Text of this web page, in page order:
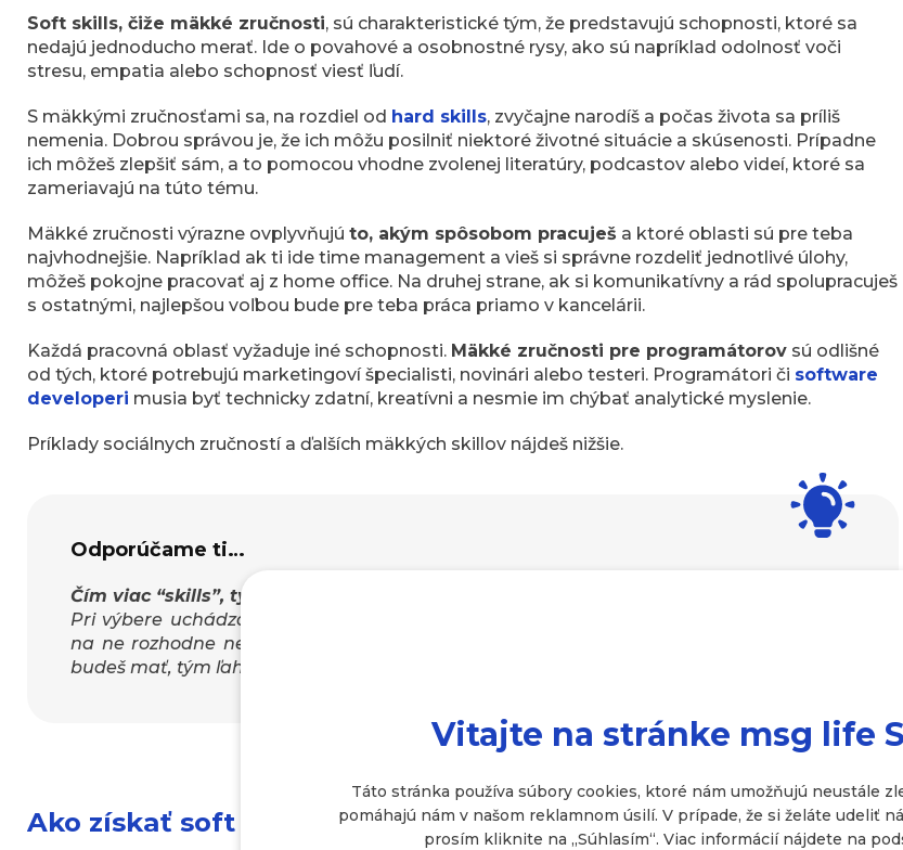
Soft skills, čiže mäkké zručnosti, sú charakteristické tým, že predstavujú schopnosti, ktoré sa
nedajú jednoducho merať. Ide o povahové a osobnostné rysy, ako sú napríklad odolnosť voči
stresu, empatia alebo schopnosť viesť ľudí.
S mäkkými zručnosťami sa, na rozdiel od hard skills, zvyčajne narodíš a počas života sa príliš
nemenia. Dobrou správou je, že ich môžu posilniť niektoré životné situácie a skúsenosti. Prípadne
ich môžeš zlepšiť sám, a to pomocou vhodne zvolenej literatúry, podcastov alebo videí, ktoré sa
zameriavajú na túto tému.
Mäkké zručnosti výrazne ovplyvňujú to, akým spôsobom pracuješ a ktoré oblasti sú pre teba
najvhodnejšie. Napríklad ak ti ide time management a vieš si správne rozdeliť jednotlivé úlohy,
môžeš pokojne pracovať aj z home office. Na druhej strane, ak si komunikatívny a rád spolupracuješ
s ostatnými, najlepšou voľbou bude pre teba práca priamo v kancelárii.
Každá pracovná oblasť vyžaduje iné schopnosti. Mäkké zručnosti pre programátorov sú odlišné
od tých, ktoré potrebujú marketingoví špecialisti, novinári alebo testeri. Programátori či software
developeri musia byť technicky zdatní, kreatívni a nesmie im chýbať analytické myslenie.
Príklady sociálnych zručností a ďalších mäkkých skillov nájdeš nižšie.
Odporúčame ti…
Čím viac “skills”, tým lepšie!
Pri výbere uchádzača sa mnoho zamestnávateľov orientuje práve na soft skills, preto
na ne rozhodne nezabúdaj a snaž sa ich rozvíjať. Platí, že čím viac
budeš mať, tým ľahšie získaš vysnívanú prácu a môžeš kariérne rásť.
Ako získať soft skills?
Vitajte na stránke msg life
Táto stránka používa súbory cookies, ktoré nám umožňujú neustále
pomáhajú nám v našom reklamnom úsilí. V prípade, že si želáte udeliť
prosím kliknite na ,,Súhlasím“. Viac informácií nájdete na